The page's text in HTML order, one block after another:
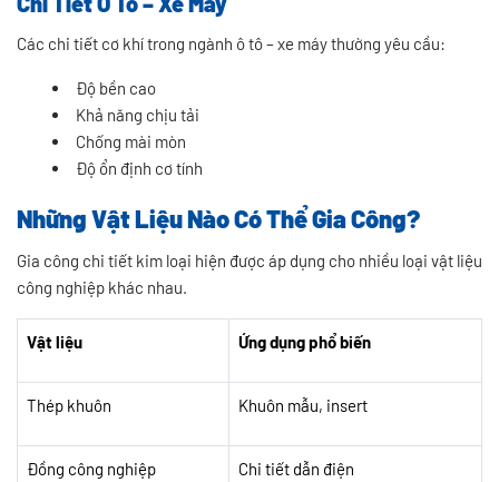
Các chi tiết cơ khí trong ngành ô tô – xe máy thường yêu cầu:
Độ bền cao
Khả năng chịu tải
Chống mài mòn
Độ ổn định cơ tính
Những Vật Liệu Nào Có Thể Gia Công?
Gia công chi tiết kim loại hiện được áp dụng cho nhiều loại vật liệu
công nghiệp khác nhau.
Vật liệu Ứng dụng phổ biến
Thép khuôn Khuôn mẫu, insert
Đồng công nghiệp Chi tiết dẫn điện